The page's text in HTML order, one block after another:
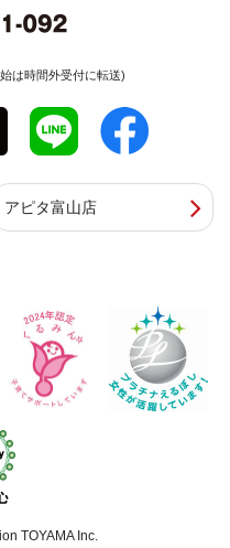
は時間外受付に転送)
アピタ富山店
TOYAMA Inc.